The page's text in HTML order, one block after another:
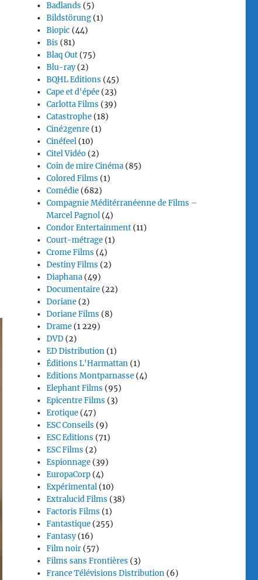
Badlands (5)
Bildstörung (1)
Biopic (44)
Bis (81)
Blaq Out (75)
Blu-ray(2)
BQHL Editions (45)
Cape et d'épée (23)
Carlotta Films (39)
Catastrophe (18)
Ciné2genre (1)
Cinéfeel (10)
Citel Vidéo (2)
Coin de mire Cinéma (85)
Colored Films (1)
Comédie (682)
Compagnie Méditérranéenne de Films –
Marcel Pagnol (4)
Condor Entertainment (11)
Court-métrage (1)
Crome Films (4)
Destiny Films (2)
Diaphana (49)
Documentaire (22)
Doriane (2)
Doriane Films (8)
Drame (1 229)
DVD (2)
ED Distribution (1)
Éditions L'Harmattan (1)
Editions Montparnasse (4)
Elephant Films (95)
Epicentre Films (3)
Erotique (47)
ESC Conseils (9)
ESC Editions (71)
ESC Films (2)
Espionnage (39)
EuropaCorp (4)
Expérimental (10)
Extralucid Films (38)
Factoris Films (1)
Fantastique (255)
Fantasy(16)
Film noir (57)
Films sans Frontières (3)
France Télévisions Distribution (6)